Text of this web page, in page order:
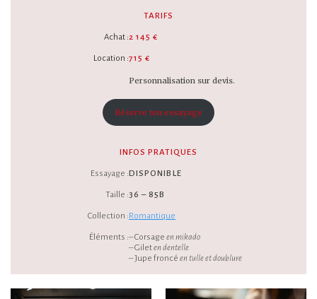
TARIFS
Achat :
Location :
2 145 €
715 €
Personnalisation sur devis.
Réserve ton essayage
INFOS PRATIQUES
Essayage :
Taille :
Collection :
Éléments :
DISPONIBLE
36 – 85B
Romantique
– Corsageen mikado
– Gileten dentelle
– Jupe froncéen tulle et doublure